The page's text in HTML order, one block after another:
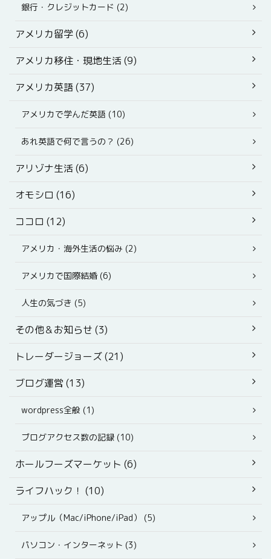
銀行・クレジットカード (2)
アメリカ留学 (6)
アメリカ移住・現地生活 (9)
アメリカ英語 (37)
アメリカで学んだ英語 (10)
あれ英語で何で言うの？ (26)
アリゾナ生活 (6)
オモシロ (16)
ココロ (12)
アメリカ・海外生活の悩み (2)
アメリカで国際結婚 (6)
人生の気づき (5)
その他＆お知らせ (3)
トレーダージョーズ (21)
ブログ運営 (13)
wordpress全般 (1)
ブログアクセス数の記録 (10)
ホールフーズマーケット (6)
ライフハック！ (10)
アップル（Mac/iPhone/iPad） (5)
パソコン・インターネット (3)